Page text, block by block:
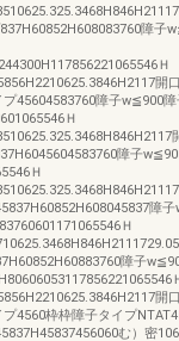
障子
Ｈ
開
45604583760障子w≦900障
Ｈ
障子
Ｈ
障
Ｈ
障子
開
4560枠枠障子タイプ
む）密